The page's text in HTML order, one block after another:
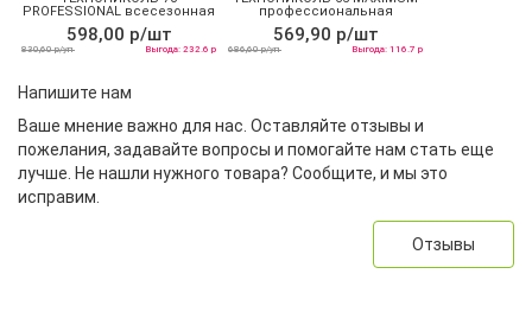
PROFESSIONAL всесезонная
598,00 р/шт
830,60 р/уп Выгода: 232.6 р
профессиональная
всесезонная
569,90 р/шт
686,60 р/уп Выгода: 116.7 р
Напишите нам
Ваше мнение важно для нас. Оставляйте отзывы и
пожелания, задавайте вопросы и помогайте нам стать еще
лучше. Не нашли нужного товара? Сообщите, и мы это
исправим.
Отзывы